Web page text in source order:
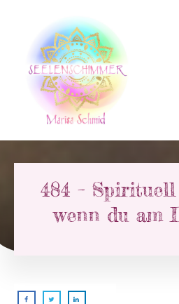
484 –
wenn du am